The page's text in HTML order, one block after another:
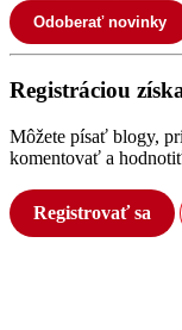
Odoberať novinky
Registráciou
Môžete písať blogy,
komentovať a
Registrovať sa